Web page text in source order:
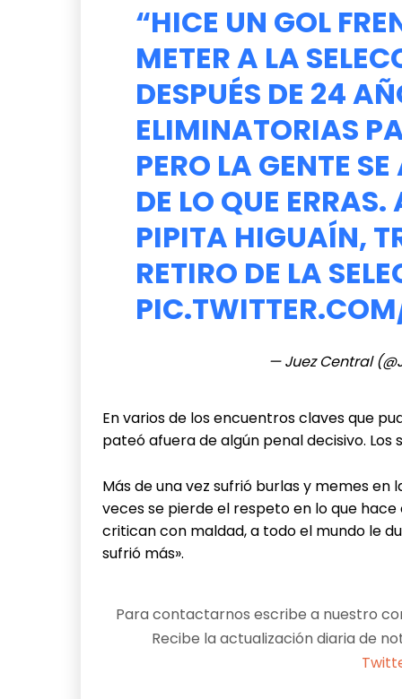
“HICE UN GOL
METER A LA
DESPUÉS DE 24
ELIMINATORIAS
PERO LA GENTE
DE LO QUE
PIPITA HIGUAÍN,
RETIRO DE LA
— Juez Central
En varios de los encuentros claves que
pateó afuera de algún penal decisivo.
Más de una vez sufrió burlas y memes en
veces se pierde el respeto en lo que
critican con maldad, a todo el mundo le
sufrió más».
Para contactarnos escribe a nuestro
Recibe la actualización diaria de